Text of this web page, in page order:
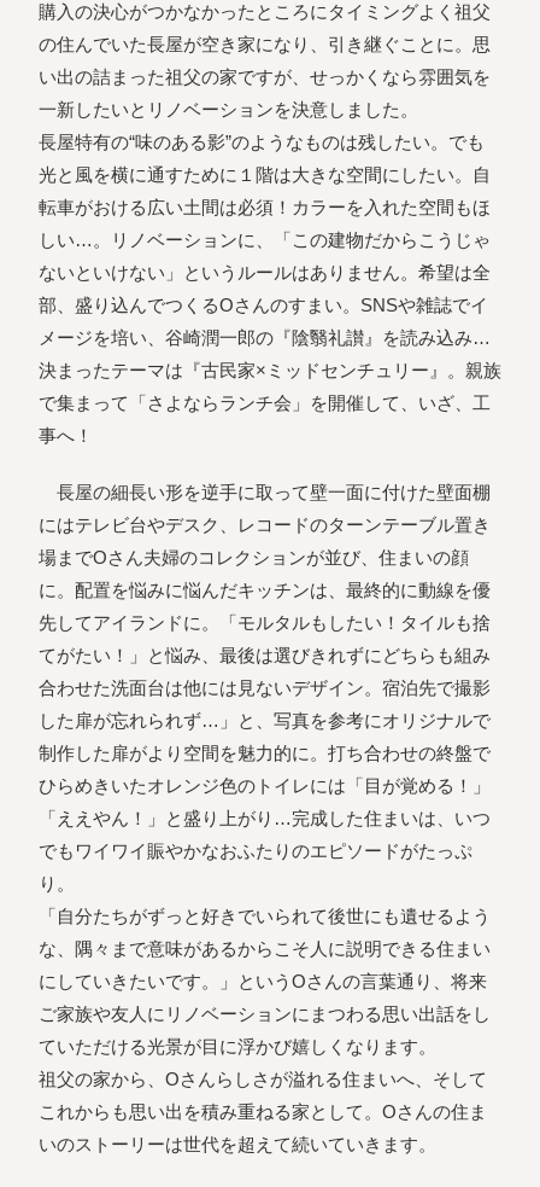
購入の決心がつかなかったところにタイミングよく祖父
の住んでいた長屋が空き家になり、引き継ぐことに。思
い出の詰まった祖父の家ですが、せっかくなら雰囲気を
一新したいとリノベーションを決意しました。
長屋特有の“味のある影”のようなものは残したい。でも
光と風を横に通すために１階は大きな空間にしたい。自
転車がおける広い土間は必須！カラーを入れた空間もほ
しい…。リノベーションに、「この建物だからこうじゃ
ないといけない」というルールはありません。希望は全
部、盛り込んでつくるOさんのすまい。SNSや雑誌でイ
メージを培い、谷崎潤一郎の『陰翳礼讃』を読み込み…
決まったテーマは『古民家×ミッドセンチュリー』。親族
で集まって「さよならランチ会」を開催して、いざ、工
事へ！
長屋の細長い形を逆手に取って壁一面に付けた壁面棚
にはテレビ台やデスク、レコードのターンテーブル置き
場までOさん夫婦のコレクションが並び、住まいの顔
に。配置を悩みに悩んだキッチンは、最終的に動線を優
先してアイランドに。「モルタルもしたい！タイルも捨
てがたい！」と悩み、最後は選びきれずにどちらも組み
合わせた洗面台は他には見ないデザイン。宿泊先で撮影
した扉が忘れられず…」と、写真を参考にオリジナルで
制作した扉がより空間を魅力的に。打ち合わせの終盤で
ひらめきいたオレンジ色のトイレには「目が覚める！」
「ええやん！」と盛り上がり…完成した住まいは、いつ
でもワイワイ賑やかなおふたりのエピソードがたっぷ
り。
「自分たちがずっと好きでいられて後世にも遺せるよう
な、隅々まで意味があるからこそ人に説明できる住まい
にしていきたいです。」というOさんの言葉通り、将来
ご家族や友人にリノベーションにまつわる思い出話をし
ていただける光景が目に浮かび嬉しくなります。
祖父の家から、Oさんらしさが溢れる住まいへ、そして
これからも思い出を積み重ねる家として。Oさんの住ま
いのストーリーは世代を超えて続いていきます。